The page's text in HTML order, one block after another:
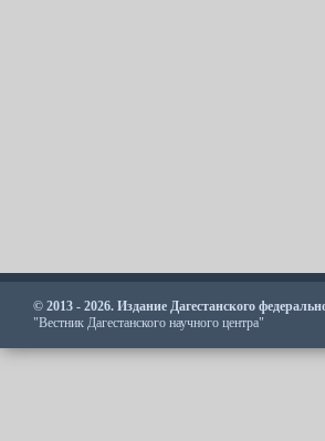
© 2013 - 2026. Издание Дагестанского
"Вестник Дагестанского научного центра"